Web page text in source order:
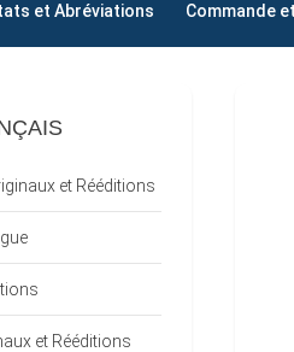
et Abréviations Commande
et Rééditions
et Rééditions